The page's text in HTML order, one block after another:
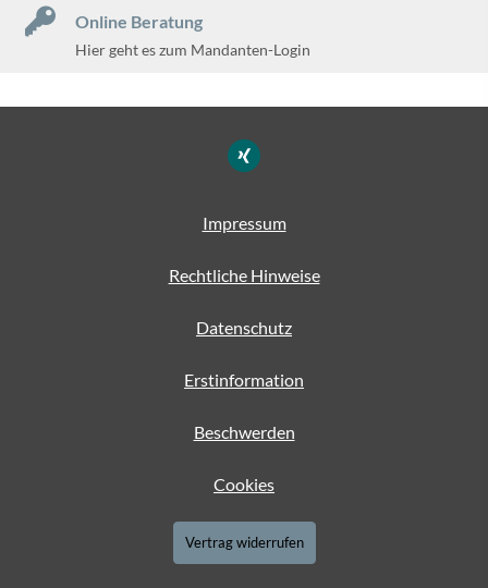
Online Beratung
Hier geht es zum Mandanten-Login
Impressum
Rechtliche Hinweise
Datenschutz
Erstinformation
Beschwerden
Cookies
Vertrag widerrufen